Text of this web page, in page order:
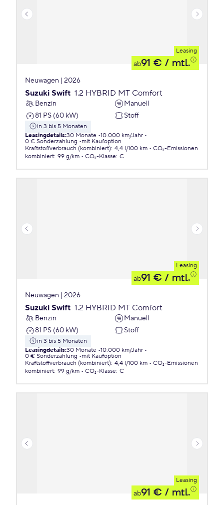
Leasing
ab91 € / mtl.
Neuwagen | 2026
Suzuki Swift 1.2 HYBRID MT Comfort
Benzin
Manuell
81 PS (60 kW)
Stoff
in 3 bis 5 Monaten
Leasingdetails:30 Monate 10.000 km/Jahr
0 € Sonderzahlung
mit Kaufoption
Kraftstoffverbrauch (kombiniert): 4,4 l/100 km
CO₂-Emissionen
kombiniert: 99 g/km CO₂-Klasse: C
Leasing
ab91 € / mtl.
Neuwagen | 2026
Suzuki Swift 1.2 HYBRID MT Comfort
Benzin
Manuell
81 PS (60 kW)
Stoff
in 3 bis 5 Monaten
Leasingdetails:30 Monate 10.000 km/Jahr
0 € Sonderzahlung
mit Kaufoption
Kraftstoffverbrauch (kombiniert): 4,4 l/100 km
CO₂-Emissionen
kombiniert: 99 g/km CO₂-Klasse: C
Leasing
ab91 € / mtl.